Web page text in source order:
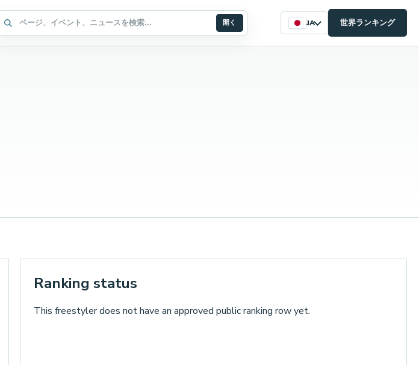
WFFA サイト内検索 開く JA 世界ランキング
Ranking status
This freestyler does not have an approved public ranking row yet.